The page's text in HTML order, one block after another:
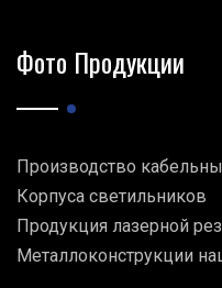
Фото Продукции
Производство
Корпуса светильников
Продукция лазерной
Металлоконструкции